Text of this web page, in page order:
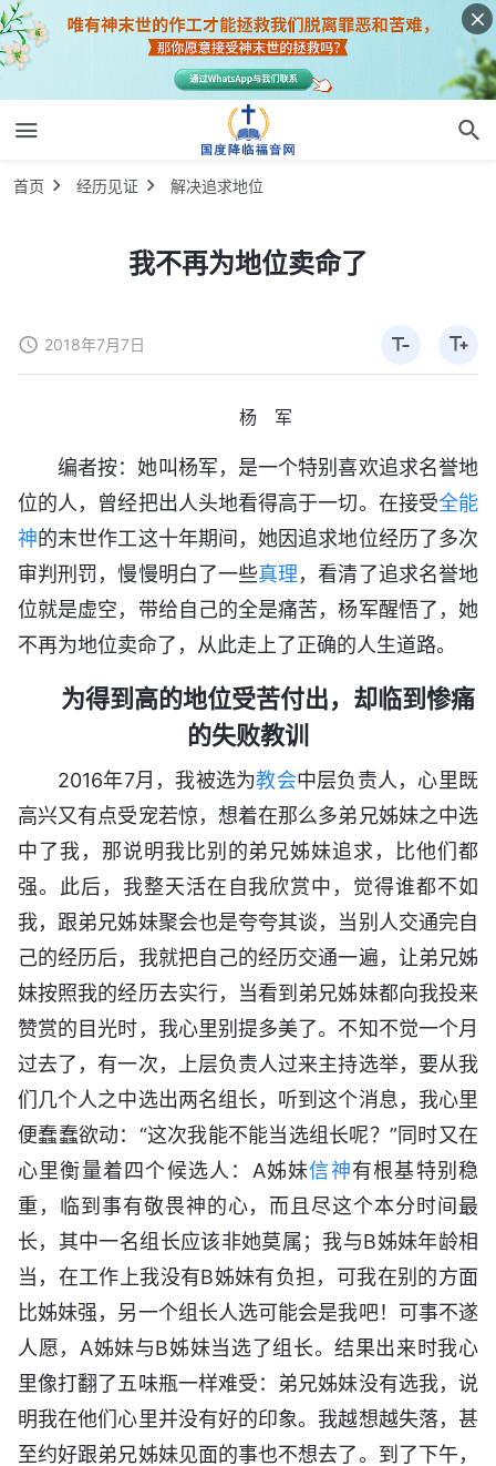
首页 经历见证 解决追求地位
我不再为地位卖命了
2018年7月7日
杨 军
编者按：她叫杨军，是一个特别喜欢追求名誉地
位的人，曾经把出人头地看得高于一切。在接受全能
神的末世作工这十年期间，她因追求地位经历了多次
审判刑罚，慢慢明白了一些真理，看清了追求名誉地
位就是虚空，带给自己的全是痛苦，杨军醒悟了，她
不再为地位卖命了，从此走上了正确的人生道路。
为得到高的地位受苦付出，却临到惨痛
的失败教训
2016年7月，我被选为教会中层负责人，心里既
高兴又有点受宠若惊，想着在那么多弟兄姊妹之中选
中了我，那说明我比别的弟兄姊妹追求，比他们都
强。此后，我整天活在自我欣赏中，觉得谁都不如
我，跟弟兄姊妹聚会也是夸夸其谈，当别人交通完自
己的经历后，我就把自己的经历交通一遍，让弟兄姊
妹按照我的经历去实行，当看到弟兄姊妹都向我投来
赞赏的目光时，我心里别提多美了。不知不觉一个月
过去了，有一次，上层负责人过来主持选举，要从我
们几个人之中选出两名组长，听到这个消息，我心里
便蠢蠢欲动：“这次我能不能当选组长呢？”同时又在
心里衡量着四个候选人：A姊妹信神有根基特别稳
重，临到事有敬畏神的心，而且尽这个本分时间最
长，其中一名组长应该非她莫属；我与B姊妹年龄相
当，在工作上我没有B姊妹有负担，可我在别的方面
比姊妹强，另一个组长人选可能会是我吧！可事不遂
人愿，A姊妹与B姊妹当选了组长。结果出来时我心
里像打翻了五味瓶一样难受：弟兄姊妹没有选我，说
明我在他们心里并没有好的印象。我越想越失落，甚
至约好跟弟兄姊妹见面的事也不想去了。到了下午，